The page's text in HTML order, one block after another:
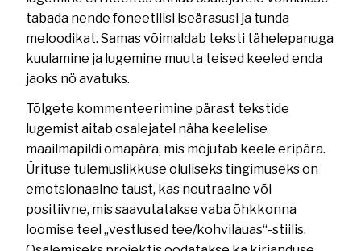
tabada nende foneetilisi iseärasusi ja tunda
meloodikat. Samas võimaldab teksti tähelepanuga
kuulamine ja lugemine muuta teised keeled enda
jaoks nö avatuks.
Tõlgete kommenteerimine pärast tekstide
lugemist aitab osalejatel näha keelelise
maailmapildi omapära, mis mõjutab keele eripära.
Ürituse tulemuslikkuse oluliseks tingimuseks on
emotsionaalne taust, kas neutraalne või
positiivne, mis saavutatakse vaba õhkkonna
loomise teel „vestlused tee/kohvilauas“-stiilis.